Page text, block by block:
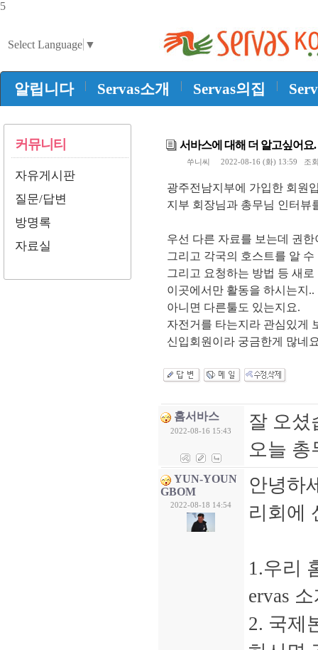
5
Select Language ▼
알립니다 | Servas소개 | Servas의집 |
커뮤니티
자유게시판
질문/답변
방명록
자료실
서바스에 대해 더 알고싶어요.
쑤니씨 2022-08-16 (화) 13:59 조
광주전남지부에 가입한 회원
지부 회장님과 총무님 인터뷰
우선 다른 자료를 보는데 권
그리고 각국의 호스트를 알 수
그리고 요청하는 방법 등 새
이곳에서만 활동을 하시는지..
아니면 다른툴도 있는지요.
자전거를 타는지라 관심있게
신입회원이라 궁금한게 많네
홈서바스
2022-08-16 15:43
잘 오셨
오늘 총
YUN-YOUN
GBOM
2022-08-18 14:54
안녕하
리회에
1.우리
ervas
2. 국제